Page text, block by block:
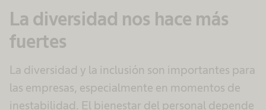
La diversidad nos hace más
fuertes
La diversidad y la inclusión son importantes para
las empresas, especialmente en momentos de
inestabilidad. El bienestar del personal depende